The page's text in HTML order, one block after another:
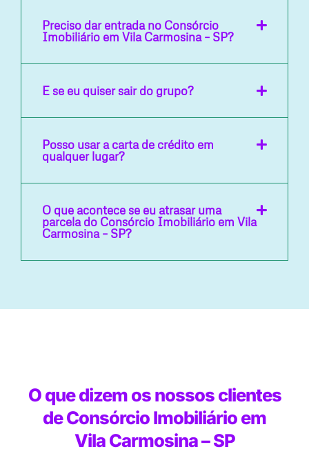
Preciso dar entrada no Consórcio
Imobiliário em Vila Carmosina – SP?
E se eu quiser sair do grupo?
Posso usar a carta de crédito em
qualquer lugar?
O que acontece se eu atrasar uma
parcela do Consórcio Imobiliário em Vila
Carmosina – SP?
O que dizem os nossos clientes
de Consórcio Imobiliário em
Vila Carmosina – SP